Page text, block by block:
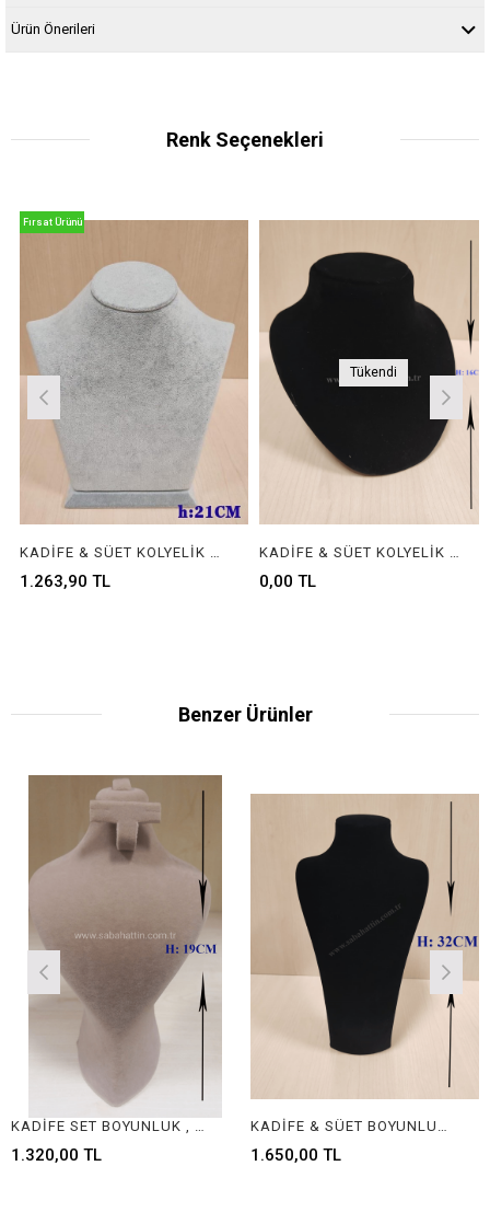
Ürün Önerileri
Renk Seçenekleri
KADİFE & SÜET KOLYELİK - VELVET & SUEDE JEWELRY NECKLACE DISPLAY
1.263,90 TL
Fırsat Ürünü
Tükendi
KADİFE & SÜET KOLYELİK - VELVET & SUEDE JEWELRY NECKLACE DISPLAY
0,00 TL
Benzer Ürünler
KADİFE SET BOYUNLUK , LEATHER AND VELVET SET NECKLACE JEWELRY DISPLAYS
TL
KADİFE & SÜET BOYUNLUK - VELVET & SUEDE JEWELRY NECKLACE DISPLAY
1.650,00 TL